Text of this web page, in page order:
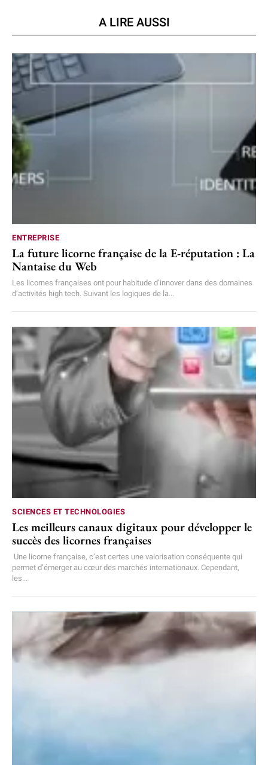
A LIRE AUSSI
ENTREPRISE
La future licorne française de la E-réputation : La
Nantaise du Web
Les licornes françaises ont pour habitude d’innover dans des domaines
d’activités high tech. Suivant les logiques de la...
SCIENCES ET TECHNOLOGIES
Les meilleurs canaux digitaux pour développer le
succès des licornes françaises
Une licorne française, c’est certes une valorisation conséquente qui
permet d’émerger au cœur des marchés internationaux. Cependant,
les...